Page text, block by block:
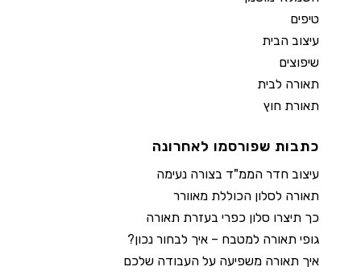
טיפים
עיצוב הבית
שיפוצים
תאורה לבית
תאורת חוץ
כתבות שפורסמו לאחרונה
עיצוב חדר הממ"ד בצורה נעימה
תאורה לסלון הכוללת מאוורר
כך תיצרו סלון כפרי בעזרת תאורה
גופי תאורה למטבח – איך לבחור נכון?
איך תאורה משפיעה על העבודה שלכם